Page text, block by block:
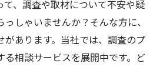
て、調査や取材について不安や疑
しゃいませんか？そんな方に、
があります。当社では、調査のプ
る相談サービスを展開中です。ど